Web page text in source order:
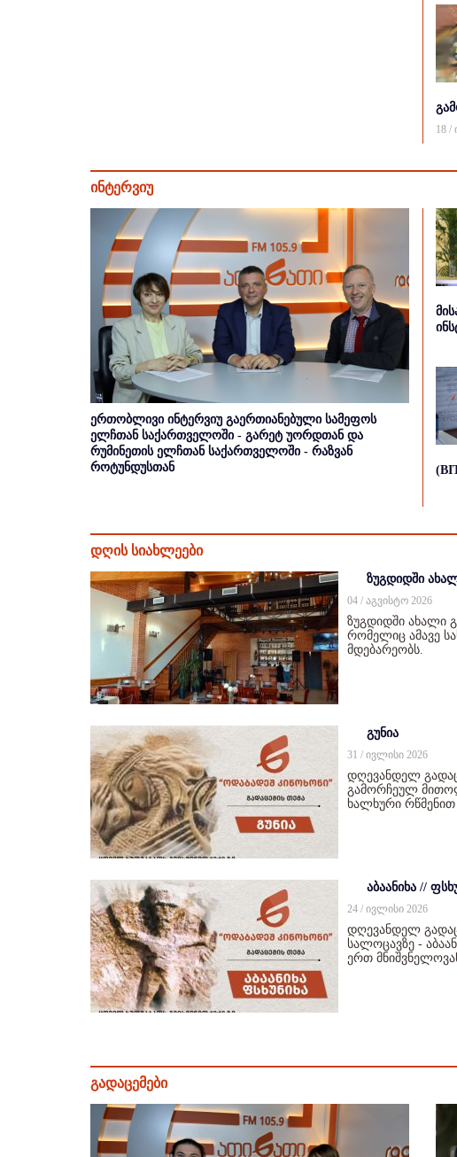
18 /
ინტერვიუ
ერთობლივი ინტერვიუ გაერთიანებული სამეფოს
ელჩთან საქართველოში - გარეტ უორდთან და
რუმინეთის ელჩთან საქართველოში - რაზვან
როტუნდუსთან
დღის სიახლეები
ზუგდიდში
04 / აგვისტო 2026
ზუგდიდში ახალი
რომელიც ამავე
მდებარეობს.
გუნია
31 / ივლისი 2026
დღევანდელ
გამორჩეულ
ხალხური
აბაანიხა //
24 / ივლისი 2026
დღევანდელ
სალოცავზე -
ერთ
გადაცემები